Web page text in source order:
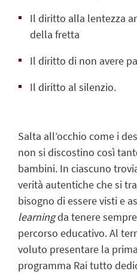
Il diritto alla lentezza
della fretta
Il diritto di non avere
Il diritto al silenzio.
Salta all’occhio come i
non si discostino così
bambini. In ciascuno
verità autentiche che si
bisogno di essere visti e
learningda tenere
percorso educativo. Al
voluto presentare la
programma Rai tutto